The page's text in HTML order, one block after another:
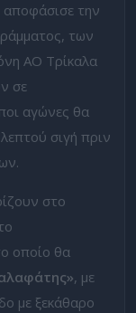
αποφάσισε την
των
ΑΟ Τρίκαλα
σε
αγώνες θα
σιγή πριν
στο
οποίο θα
, με
με ξεκάθαρο